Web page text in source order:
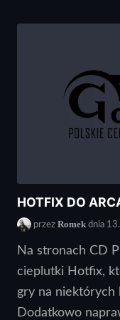
HOTFIX DO
przez Romek dnia
Na stronach CD
cieplutki Hotfix,
gry na niektórych
Dodatkowo